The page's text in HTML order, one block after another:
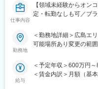
ンパニー。
介護現場の人手不足解
■当社の特徴：
デンタルソリューショ
総合的なソリューショ
ップを保有しているた
のソリューションや提
仕事内容
【領域未経験からオン
定・転勤なしも可／ブ
【はじめに】
今回は、オンコロジー
【業務内容】
■新薬投入時のプロモー
勤務地
＜勤務地詳細＞広島エ
可能場所あり変更の範
給与
＜予定年収＞600万円
＜賃金内訳＞月額（基